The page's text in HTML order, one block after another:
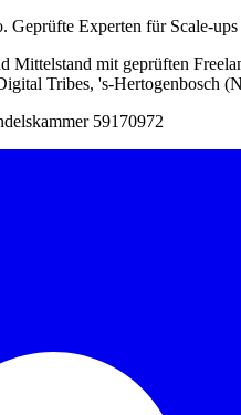
Geprüfte Experten für Scale-
Mittelstand mit geprüften
Tribes, 's-Hertogenbosch
59170972